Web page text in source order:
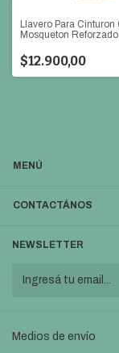
Llavero Para Cinturon
Mosqueton
$12.900,00
MENÚ
CONTACTÁNOS
NEWSLETTER
Medios de envío